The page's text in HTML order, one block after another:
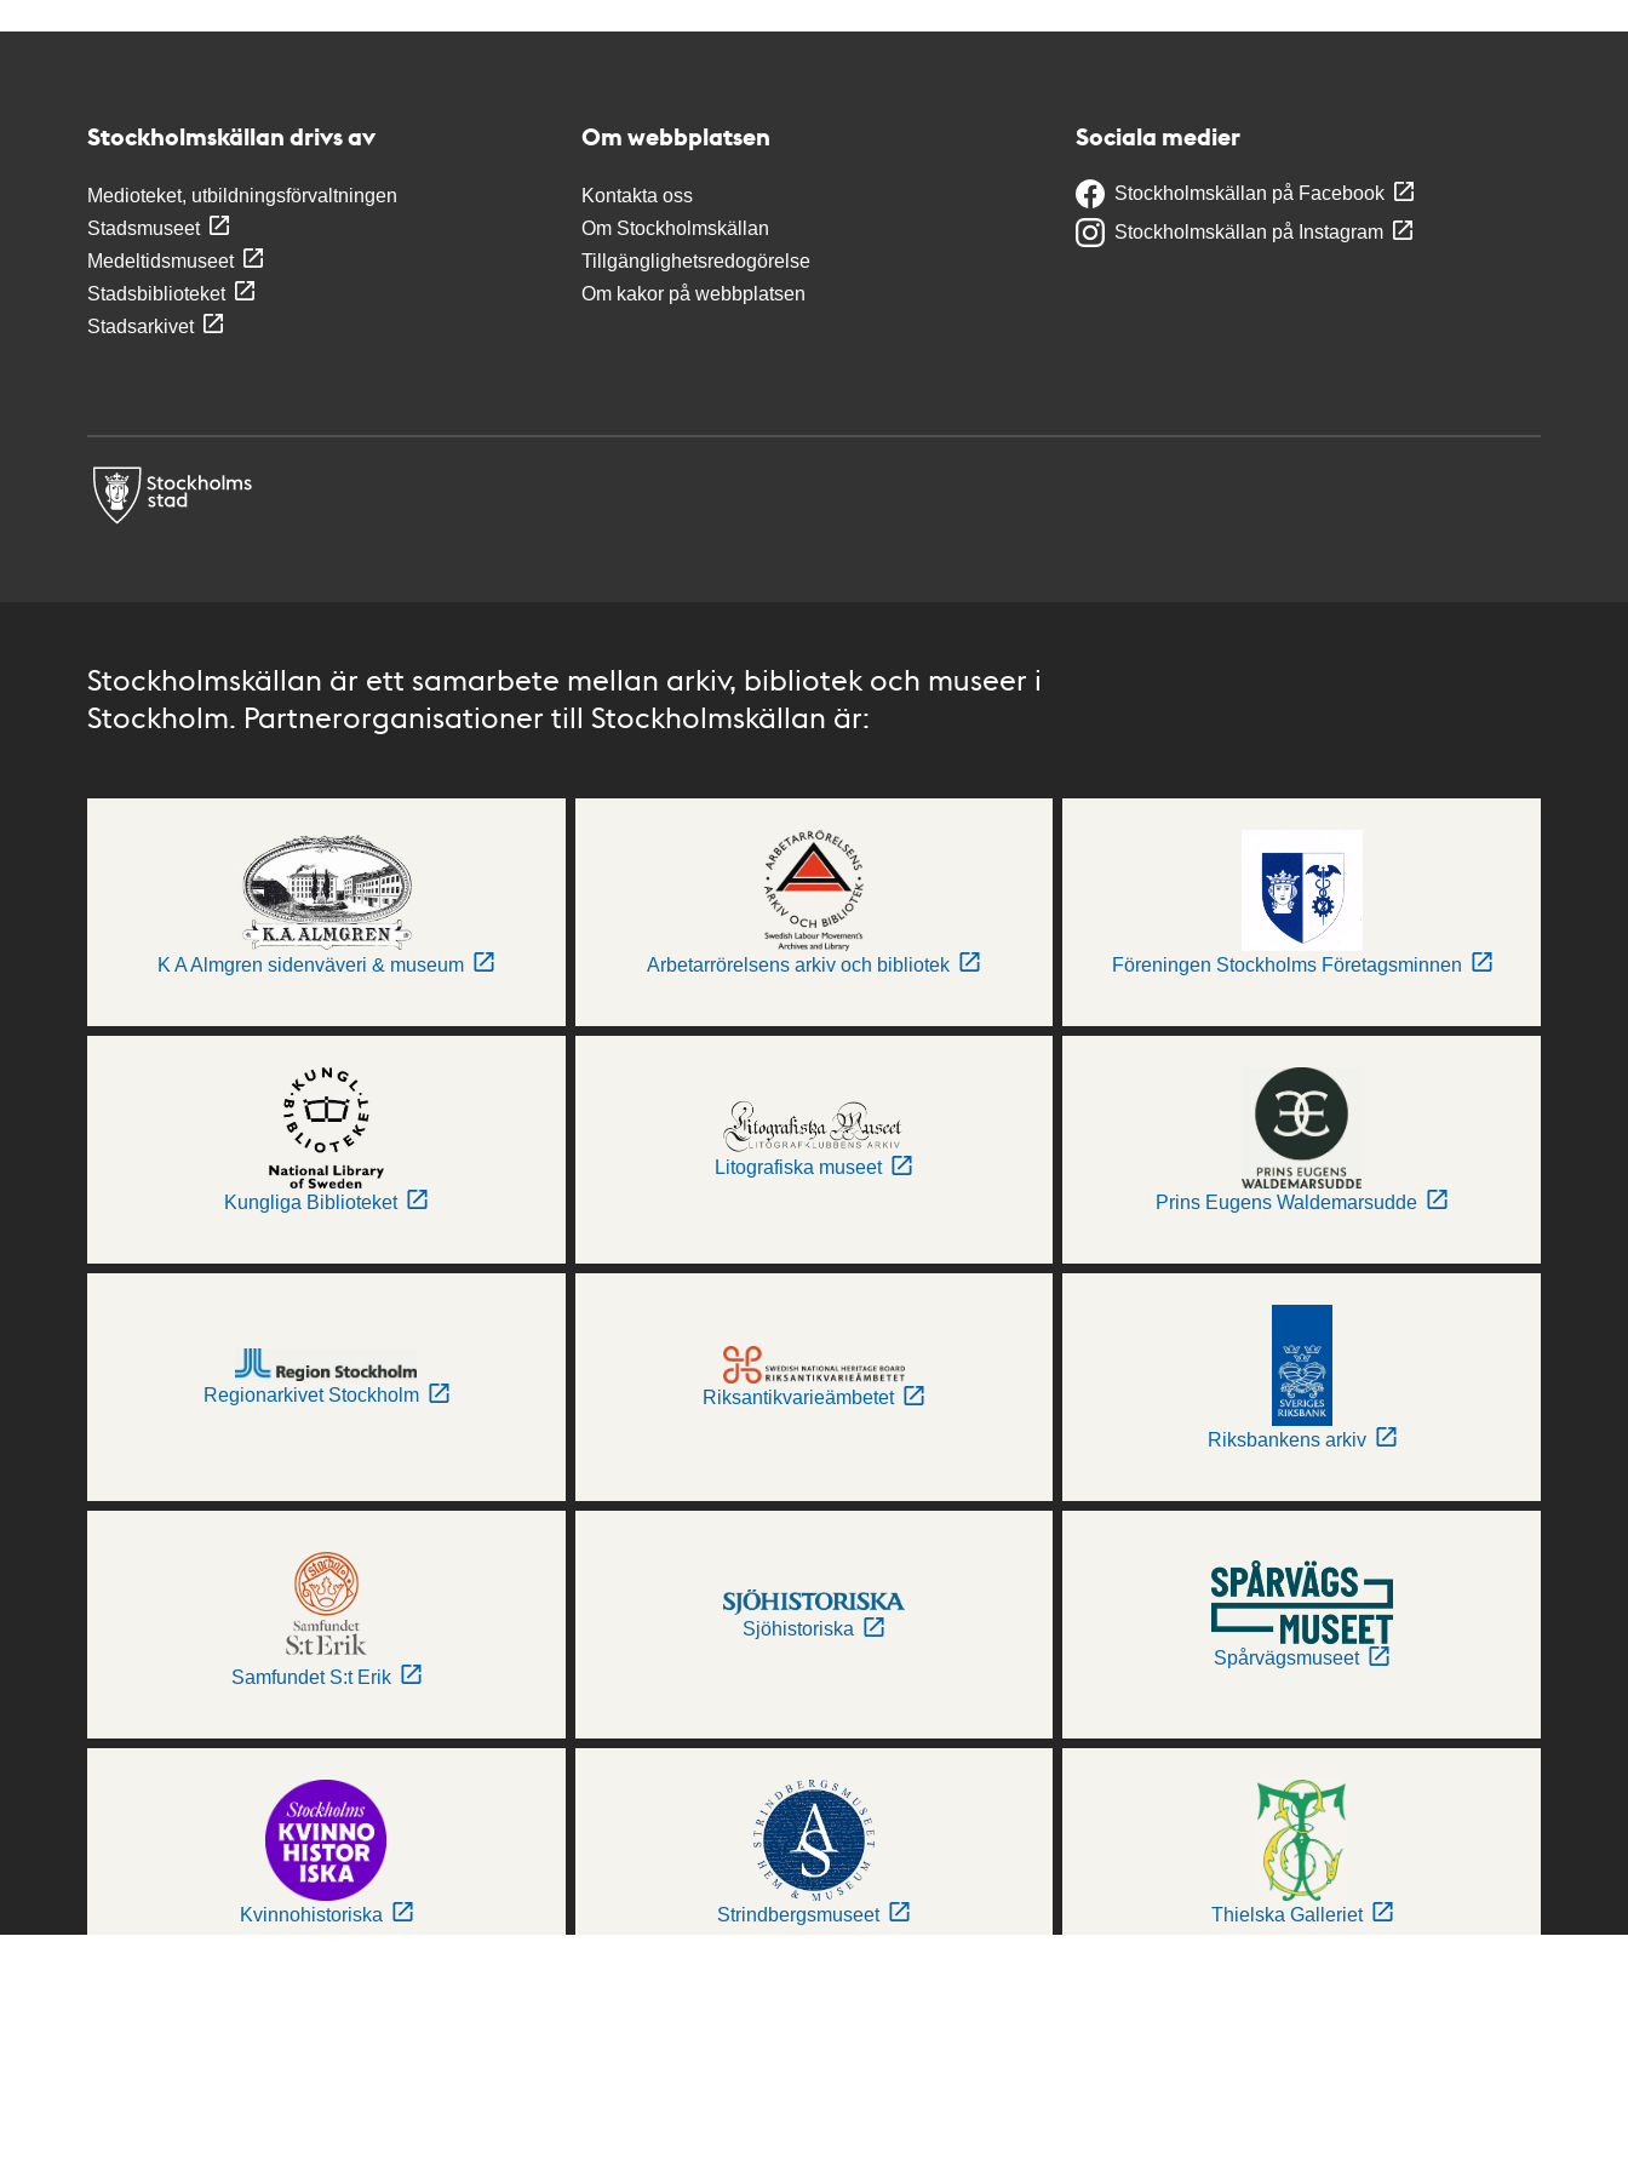
Stockholmskällan drivs av
Medioteket, utbildningsförvaltningen
Stadsmuseet
Medeltidsmuseet
Stadsbiblioteket
Stadsarkivet
Om webbplatsen
Kontakta oss
Om Stockholmskällan
Tillgänglighetsredogörelse
Om kakor på webbplatsen
Sociala medier
Stockholmskällan på Facebook
Stockholmskällan på Instagram
Stockholmskällan är ett samarbete mellan arkiv, bibliotek och museer i
Stockholm. Partnerorganisationer till Stockholmskällan är:
K A Almgren sidenväveri & museum Arbetarrörelsens arkiv och bibliotek Föreningen Stockholms Företagsminnen
Kungliga Biblioteket
Litografiska museet
Prins Eugens Waldemarsudde
Regionarkivet Stockholm Riksantikvarieämbetet
Riksbankens arkiv
Samfundet S:t Erik
Sjöhistoriska
Spårvägsmuseet
Kvinnohistoriska Strindbergsmuseet Thielska Galleriet